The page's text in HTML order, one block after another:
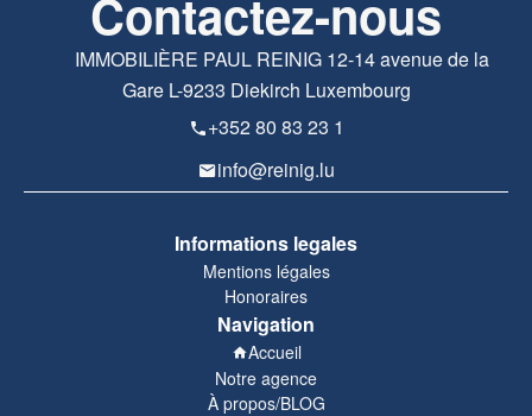
Contactez-nous
IMMOBILIÈRE PAUL REINIG12-14 avenue de la
Gare L-9233 Diekirch Luxembourg
+352 80 83 23 1
info@reinig.lu
Informations legales
Mentions légales
Honoraires
Navigation
Accueil
Notre agence
À propos/BLOG